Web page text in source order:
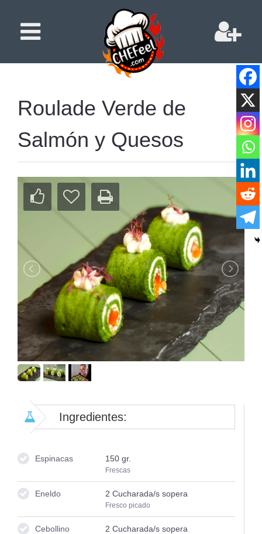
Roulade Verde de
Salmón y Quesos
Ingredientes:
Espinacas 150gr.
Frescas
Eneldo 2 Cucharada/s sopera
Fresco picado
Cebollino 2 Cucharada/s sopera